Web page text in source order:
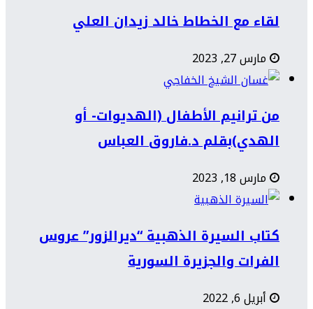
لقاء مع الخطاط خالد زيدان العلي
مارس 27, 2023
من ترانيم الأطفال (الهديوات- أو
الهدي)بقلم د.فاروق العباس
مارس 18, 2023
كتاب السيرة الذهبية “ديرالزور” عروس
الفرات والجزيرة السورية
أبريل 6, 2022